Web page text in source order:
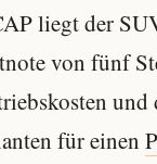
liegt der
von fünf
für einen